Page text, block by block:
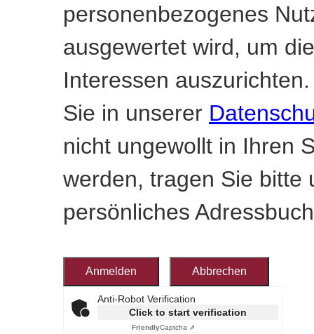
personenbezogenes
ausgewertet wird, um
Interessen
Sie in unserer
nicht ungewollt in Ihren
werden, tragen Sie bitte
persönliches
Anti-Robot Verification
Click to start verification
FriendlyCaptcha ⇗